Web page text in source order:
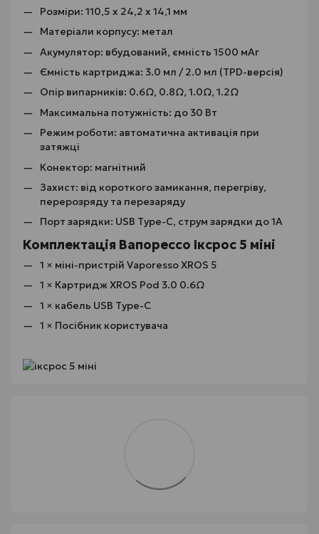
Розміри: 110,5 х 24,2 х 14,1 мм
Матеріали корпусу: метал
Акумулятор: вбудований, ємність 1500 мАг
Ємність картриджа: 3.0 мл / 2.0 мл (TPD-версія)
Опір випарників: 0.6Ω, 0.8Ω, 1.0Ω, 1.2Ω
Максимальна потужність: до 30 Вт
Режим роботи: автоматична активація при
затяжці
Конектор: магнітний
Захист: від короткого замикання, перегріву,
перерозряду та перезаряду
Порт зарядки: USB Type-C, струм зарядки до 1А
Комплектація Вапорессо Іксрос 5 міні
1 × міні-пристрій Vaporesso XROS 5
1 × Картридж XROS Pod 3.0 0.6Ω
1 × кабель USB Type-C
1 × Посібник користувача